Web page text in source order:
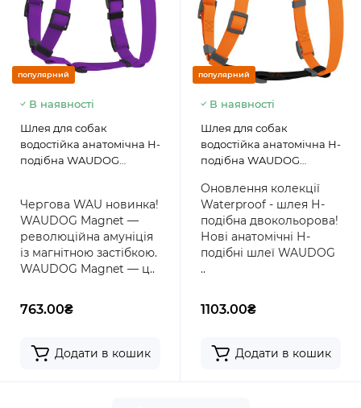
популярний
В наявності
Шлея для собак
водостійка анатомічна Н-
подібна WAUDOG
фастекс, фіолетова
Чергова WAU новинка!
WAUDOG Magnet —
революційна амуніція
із магнітною застібкою.
WAUDOG Magnet — ц..
763.00₴
Додати в кошик
популярний
В наявності
Шлея для собак
водостійка анатомічна Н-
подібна WAUDOG
паспортом, пластикова
пряжка-фастекс,
помаранчево-чорна
Оновлення колекції
Waterproof - шлея Н-
подібна двокольорова!
Нові анатомічні Н-
подібні шлеї WAUDOG
..
1103.00₴
Додати в кошик